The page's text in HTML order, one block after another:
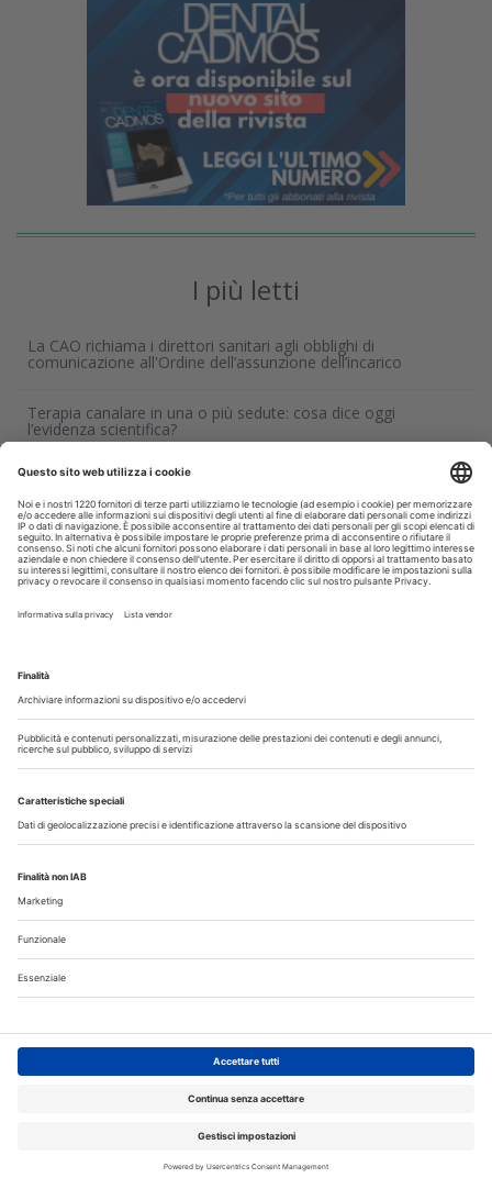
I più letti
La CAO richiama i direttori sanitari agli obblighi di
comunicazione all'Ordine dell’assunzione dell’incarico
Terapia canalare in una o più sedute: cosa dice oggi
l’evidenza scientifica?
Fumo e sigarette elettroniche: le conseguenze per la salute
delle gengive
Microbioma orale e collutori agli oli essenziali: un alleato per
il controllo del biofilm
Corsi, Convegni, Eventi
Do Lu Ma Me Gi Ve
Sa
1
2
3 4 5 6 7
8
9
10
16
17 18 19 20 21
CERCO